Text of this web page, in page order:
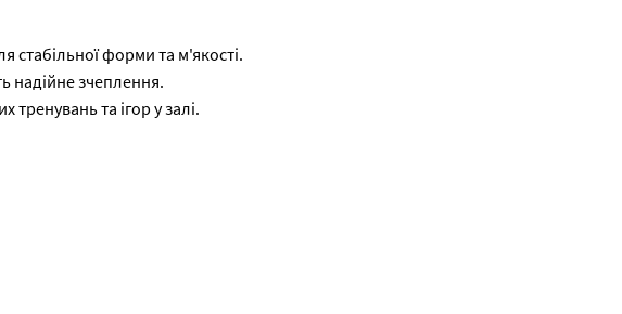
стабільної форми та м'якості.
надійне зчеплення.
та ігор у залі.